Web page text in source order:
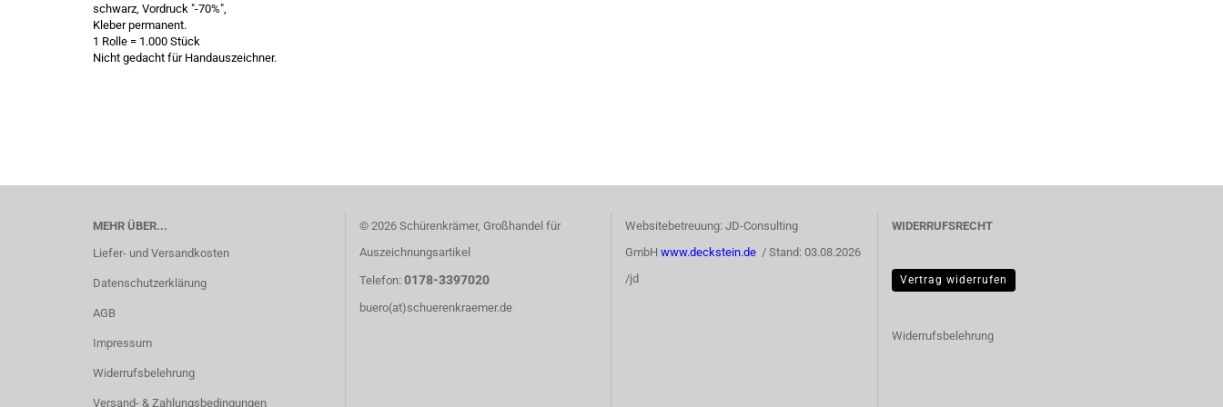
schwarz, Vordruck "-70%",
Kleber permanent.
1 Rolle = 1.000 Stück
Nicht gedacht für Handauszeichner.
MEHR ÜBER...
Liefer- und Versandkosten
Datenschutzerklärung
AGB
Impressum
Widerrufsbelehrung
Versand- & Zahlungsbedingungen
© 2026 Schürenkrämer, Großhandel für
Auszeichnungsartikel
Telefon: 0178-3397020
buero(at)schuerenkraemer.de
Websitebetreuung: JD-Consulting
GmbH www.deckstein.de / Stand: 03.08.2026
/jd
WIDERRUFSRECHT
Vertrag widerrufen
Widerrufsbelehrung